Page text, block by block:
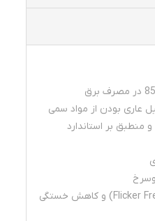
عاری بودن از مواد سمی
منطبق بر استاندارد
• نور بدون لرزش و سوسو (Flicker Free) و کاهش خستگی